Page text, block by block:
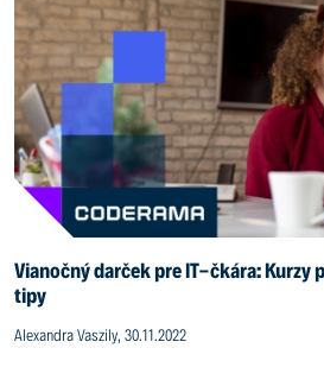
Vianočný darček pre IT-čkára: Kurzy
tipy
Alexandra Vaszily, 30.11.2022